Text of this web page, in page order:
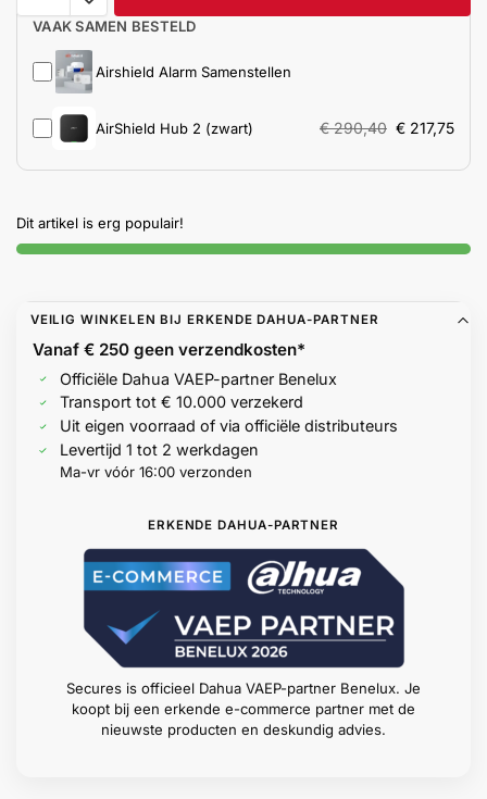
VAAK SAMEN BESTELD
Airshield Alarm Samenstellen
AirShield Hub 2 (zwart) €290,40 € 217,75
Dit artikel is erg populair!
VEILIG WINKELEN BIJ ERKENDE DAHUA-PARTNER
Vanaf € 250 geenverzendkosten*
Officiële Dahua VAEP-partner Benelux
Transport tot € 10.000 verzekerd
Uit eigen voorraad of via officiële distributeurs
Levertijd 1 tot 2 werkdagen
Ma-vr vóór 16:00 verzonden
ERKENDE DAHUA-PARTNER
Secures is officieel Dahua VAEP-partner Benelux. Je
koopt bij een erkende e-commerce partner met de
nieuwste producten en deskundig advies.